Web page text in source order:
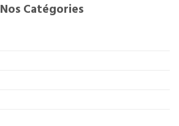
Nos Catégories